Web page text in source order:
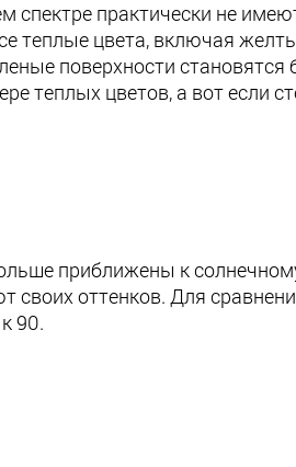
практически не
теплые цвета, включая
поверхности
теплых цветов, а вот если
приближены к
своих оттенков. Для
90.